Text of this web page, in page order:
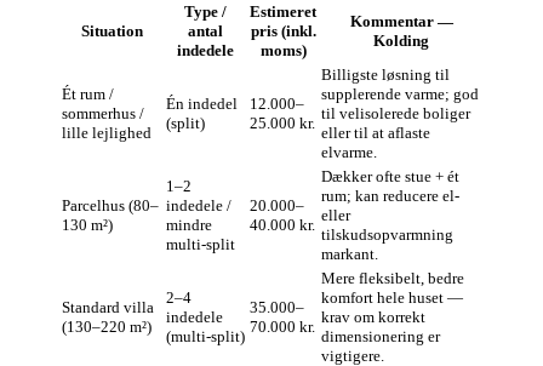
Situation
Type /
antal
indedele
Estimeret
pris (inkl.
moms)
Kommentar —
Kolding
Ét rum /
sommerhus /
lille lejlighed
Én indedel
(split)
12.000–
25.000 kr.
Billigste løsning til
supplerende varme; god
til velisolerede boliger
eller til at aflaste
elvarme.
Parcelhus (80–
130 m²)
1–2
indedele /
mindre
multi‑split
20.000–
40.000 kr.
Dækker ofte stue + ét
rum; kan reducere el-
eller
tilskudsopvarmning
markant.
Standard villa
(130–220 m²)
2–4
indedele
(multi‑split)
35.000–
70.000 kr.
Mere fleksibelt, bedre
komfort hele huset —
krav om korrekt
dimensionering er
vigtigere.